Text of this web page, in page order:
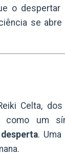
o
se
Celta,
como um
.